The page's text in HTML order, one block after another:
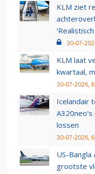
KLM ziet
30-07-
KLM laat
kwartaal,
30-07-2026,
Icelandair
lossen
30-07-2026,
US-Bangla
grootste